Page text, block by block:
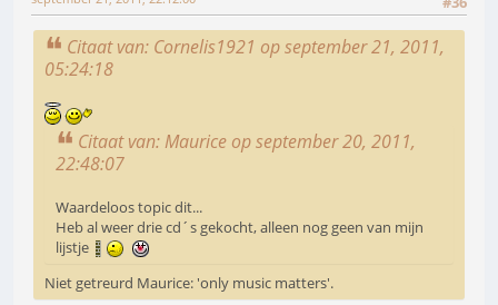
Citaat van: Cornelis1921 op september 21, 2011,
05:24:18
Citaat van: Maurice op september 20, 2011,
22:48:07
Waardeloos topic dit...
Heb al weer drie cd´s gekocht, alleen nog geen van mijn
lijstje
Niet getreurd Maurice: 'only music matters'.